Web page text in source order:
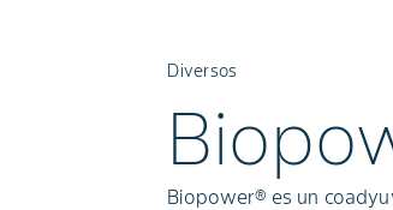
Diversos
Biopower® es un